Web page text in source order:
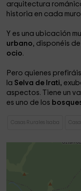
arquitectura
historia en cada
Y es una ubicación
urbano, disponéis de
ocio.
Pero quienes
la Selva de Irati,
aspectos. Tiene un
es uno de los
Casas Rurales Isaba